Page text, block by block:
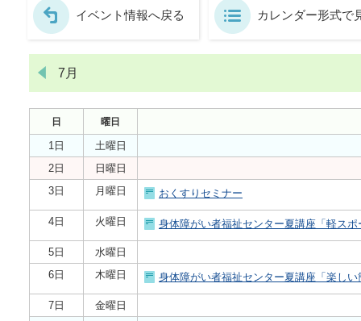
イベント情報へ戻る カレンダー形式で
7月
日 曜日
1日
土曜日
2日
日曜日
3日
月曜日 おくすりセミナー
4日 火曜日 身体障がい者福祉センター夏講座「軽スポ
5日
水曜日
6日
木曜日 身体障がい者福祉センター夏講座「楽し
7日
金曜日